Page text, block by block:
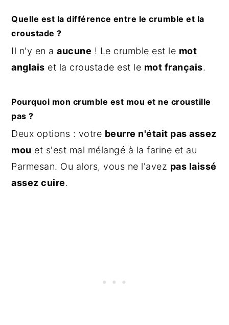
Quelle est la différence entre le crumble et la
croustade ?
Il n'y en aaucune ! Le crumble est le mot
anglais et la croustade est le mot français.
Pourquoi mon crumble est mou et ne croustille
pas ?
Deux options : votre beurre n'était pas assez
mou et s'est mal mélangé à la farine et au
Parmesan. Ou alors, vous ne l'avez pas laissé
assez cuire.